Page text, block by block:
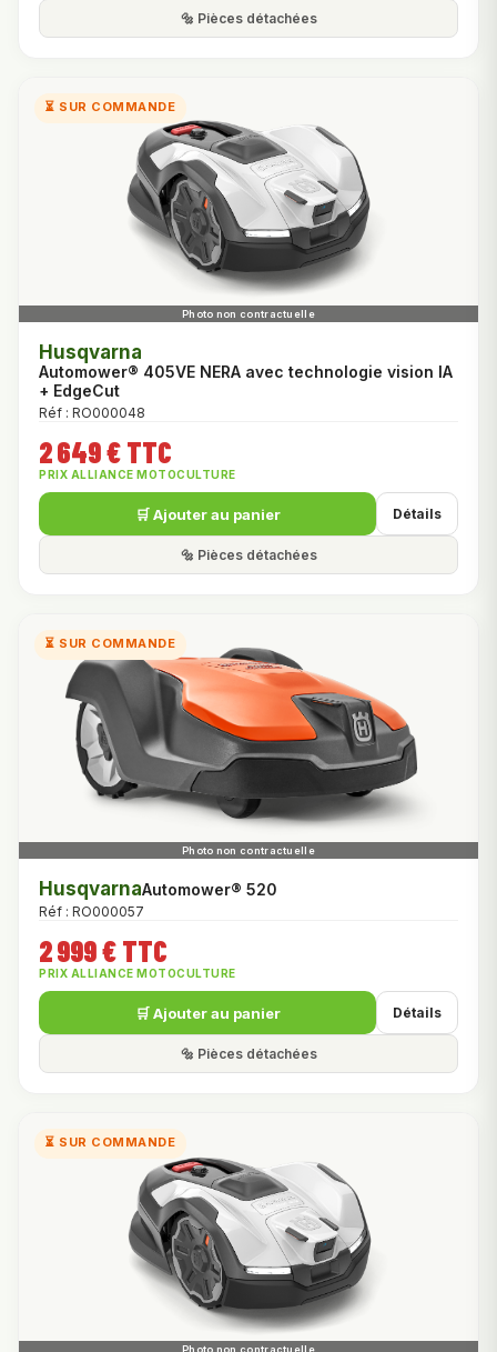
🔩 Pièces détachées
⏳ SUR COMMANDE
Husqvarna
Automower® 405VE NERA avec technologie vision IA
+ EdgeCut
Réf : RO000048
2 649 € TTC
PRIX ALLIANCE MOTOCULTURE
🛒 Ajouter au panier Détails
🔩 Pièces détachées
⏳ SUR COMMANDE
HusqvarnaAutomower® 520
Réf : RO000057
2 999 € TTC
PRIX ALLIANCE MOTOCULTURE
🛒 Ajouter au panier Détails
🔩 Pièces détachées
⏳ SUR COMMANDE